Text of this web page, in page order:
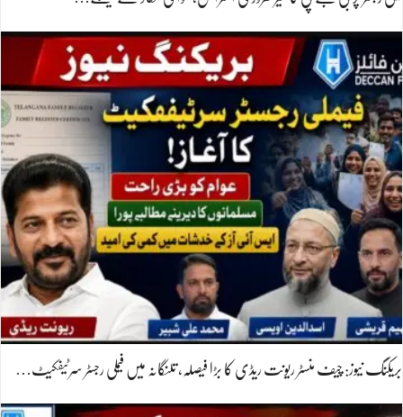
بریکنگ نیوز: چیف منسٹر ریونت ریڈی کا بڑا فیصلہ، تلنگانہ میں فیملی رجسٹر سرٹیفکیٹ…